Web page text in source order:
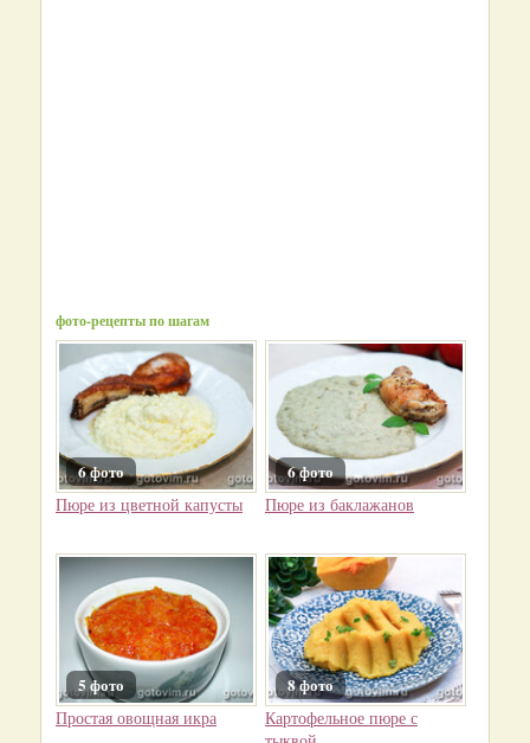
фото-рецепты по шагам
6 фото
Пюре из цветной капусты
6 фото
Пюре из баклажанов
5 фото
Простая овощная икра
8 фото
Картофельное пюре с